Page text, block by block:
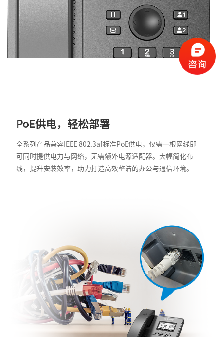
PoE供电，轻松部署
全系列产品兼容IEEE 802.3af标准PoE供电，仅需一根网线即
可同时提供电力与网络，无需额外电源适配器。大幅简化布
线，提升安装效率，助力打造高效整洁的办公与通信环境。